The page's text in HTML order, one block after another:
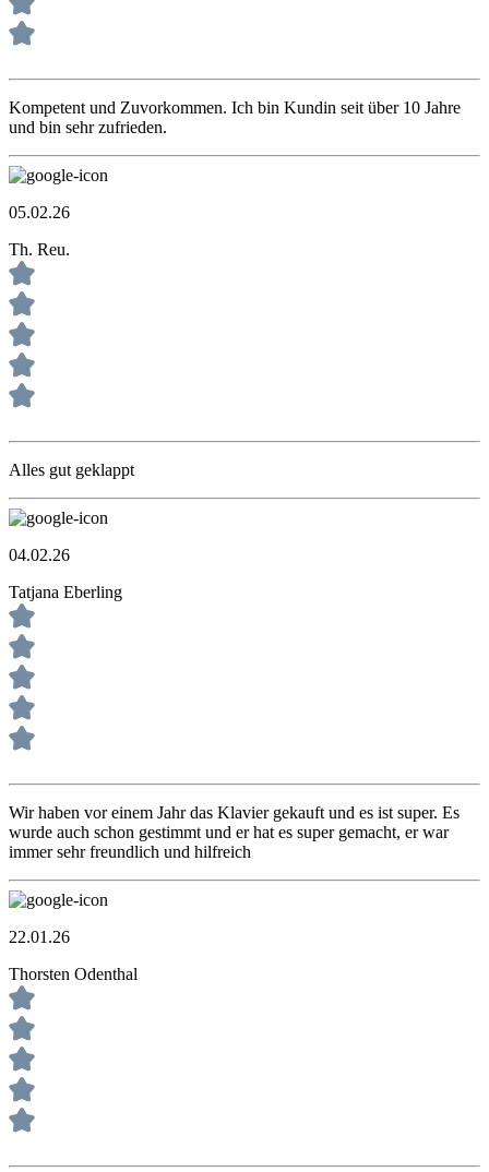
Kompetent und Zuvorkommen. Ich bin Kundin seit über 10 Jahre
und bin sehr zufrieden.
05.02.26
Th. Reu.
Alles gut geklappt
04.02.26
Tatjana Eberling
Wir haben vor einem Jahr das Klavier gekauft und es ist super. Es
wurde auch schon gestimmt und er hat es super gemacht, er war
immer sehr freundlich und hilfreich
22.01.26
Thorsten Odenthal